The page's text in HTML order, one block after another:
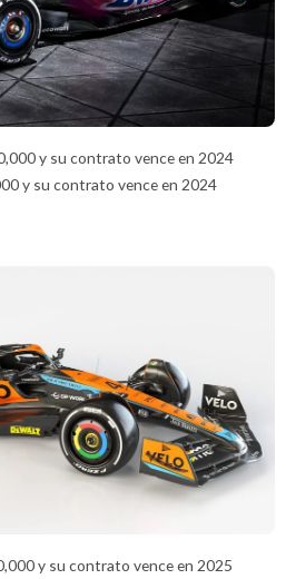
y su contrato vence en 2024
y su contrato vence en 2024
y su contrato vence en 2025